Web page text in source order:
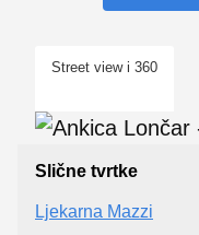
Street view i 360
Slične tvrtke
Ljekarna Mazzi